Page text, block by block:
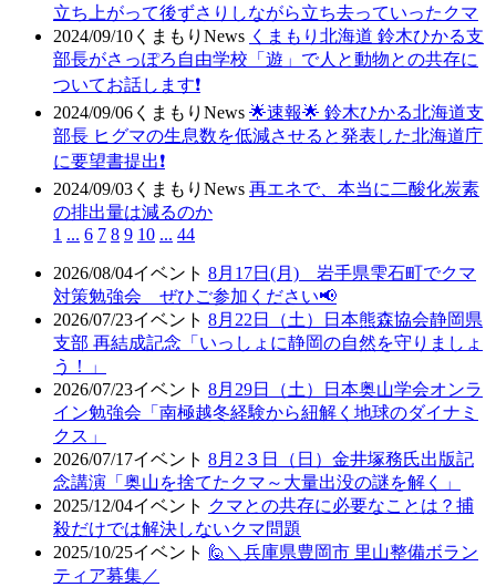
立ち上がって後ずさりしながら立ち去っていったクマ
2024/09/10 くまもりNews くまもり北海道 鈴木ひかる支
部長がさっぽろ自由学校「遊」で人と動物との共存に
ついてお話します❗
2024/09/06 くまもりNews 🌟速報🌟 鈴木ひかる北海道支
部長 ヒグマの生息数を低減させると発表した北海道庁
に要望書提出❗
2024/09/03 くまもりNews 再エネで、本当に二酸化炭素
の排出量は減るのか
1 ... 6 7 8 9 10 ... 44
2026/08/04イベント 8月17日(月) 岩手県雫石町でクマ
対策勉強会 ぜひご参加ください📢
2026/07/23イベント 8月22日（土）日本熊森協会静岡県
支部 再結成記念「いっしょに静岡の自然を守りましょ
う！」
2026/07/23イベント 8月29日（土）日本奥山学会オンラ
イン勉強会「南極越冬経験から紐解く地球のダイナミ
クス」
2026/07/17イベント 8月2３日（日）金井塚務氏出版記
念講演「奥山を捨てたクマ～大量出没の謎を解く」
2025/12/04イベント クマとの共存に必要なことは？捕
殺だけでは解決しないクマ問題
2025/10/25イベント 🙋＼兵庫県豊岡市 里山整備ボラン
ティア募集／